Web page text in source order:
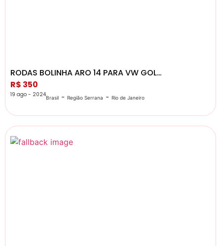
RODAS BOLINHA ARO 14 PARA VW GOL…
R$ 350
19 ago - 2024Brasil - Região Serrana - Rio de Janeiro